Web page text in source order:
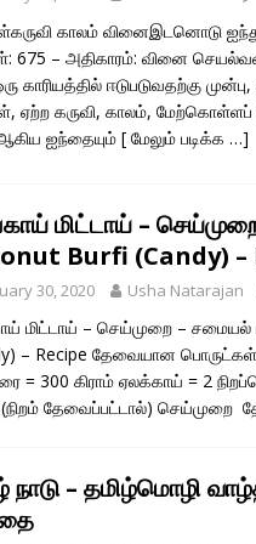
என்ன? – சொல்லின் வகைகள்
வகைகள் – இலக்கணம்
– இந்திய எண் முறை மற்றும்
கணிதம்
என்றால் என்ன? – இலக்கணம்
அறிவியல் காரணம் என்ன? |
காலம் வினைஇடனொடு
675 – அதிகாரம்: வினை
காரியத்தில் ஈடுபடுவதற்கு
ஏற்ற கருவி, காலம்,
ஐந்தையும் [ மேலும் படிக்க …]
மிட்டாய் – செய்முறை
Burfi (Candy) –
30, 2020 Usha Natarajan
மிட்டாய் – செய்முறை – சமையல்
– Recipe தேவையான பொருட்கள்
= 300 கிராம் ஏலக்காய் = 2
(நிறம் தேவைப்பட்டால்) செய்முறை
நாடு – தமிழ்மொழி